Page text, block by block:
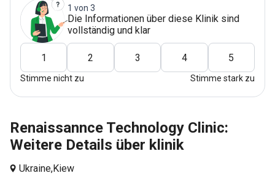
1 von 3
Die Informationen über diese Klinik sind
vollständig und klar
1 2 3 4 5
Stimme nicht zu Stimme stark zu
Renaissannce Technology Clinic:
Weitere Details über klinik
Ukraine,Kiew